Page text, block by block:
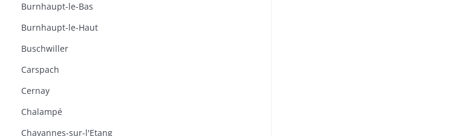
Burnhaupt-le-Bas
Burnhaupt-le-Haut
Buschwiller
Carspach
Cernay
Chalampé
Chavannes-sur-l'Etang